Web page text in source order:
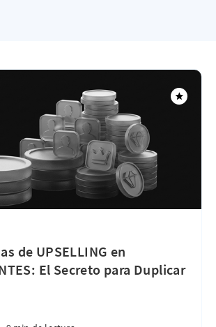
de UPSELLING en
El Secreto para Duplicar